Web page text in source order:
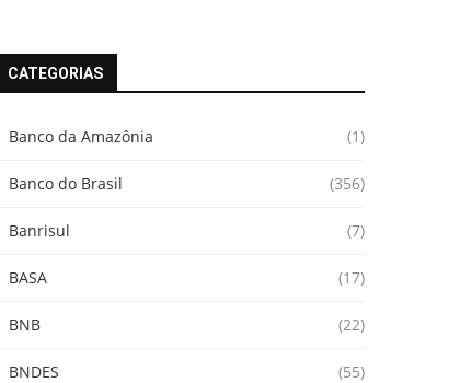
CATEGORIAS
Banco da Amazônia (1)
Banco do Brasil (356)
Banrisul (7)
BASA (17)
BNB (22)
BNDES (55)